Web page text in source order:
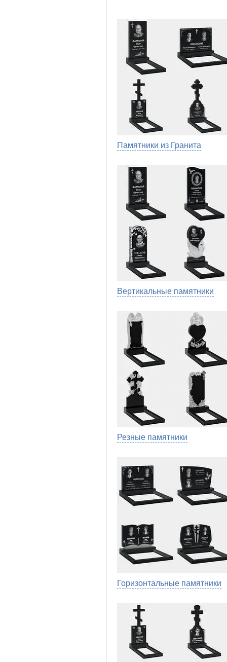
Памятники из Гранита
Вертикальные памятники
Резные памятники
Горизонтальные памятники